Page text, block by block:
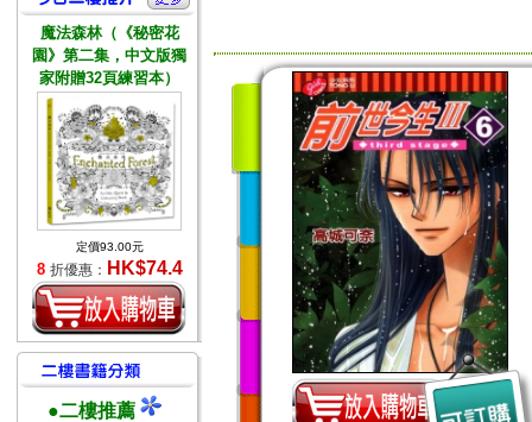
魔法森林（《秘密花
園》第二集，中文版獨
家附贈32頁練習本）
定價93.00元
8 折優惠： HK$74.4
●二樓推薦